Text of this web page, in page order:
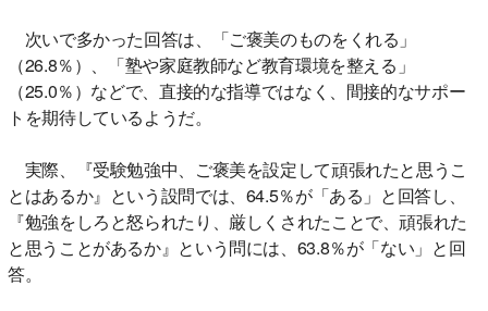
次いで多かった回答は、「ご褒美のものをくれる」
（26.8％）、「塾や家庭教師など教育環境を整える」
（25.0％）などで、直接的な指導ではなく、間接的なサポー
トを期待しているようだ。
実際、『受験勉強中、ご褒美を設定して頑張れたと思うこ
とはあるか』という設問では、64.5％が「ある」と回答し、
『勉強をしろと怒られたり、厳しくされたことで、頑張れた
と思うことがあるか』という問には、63.8％が「ない」と回
答。